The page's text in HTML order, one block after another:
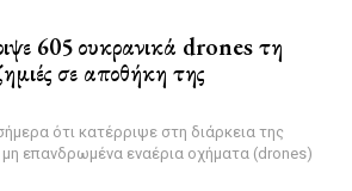
605 ουκρανικά drones τη
σε αποθήκη της
ότι κατέρριψε στη διάρκεια της
μη επανδρωμένα εναέρια οχήματα (drones)